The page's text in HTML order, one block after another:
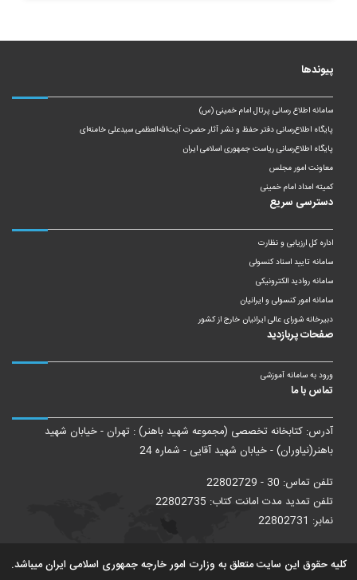
پیوندها
سامانه اطلاع رسانی پرتال امام خمینی (س)
پایگاه اطلاع‌رسانی دفتر حفظ و نشر آثار حضرت آیت‌الله‌العظمی سیدعلی خامنه‌ای
پایگاه اطلاع‌رسانی ریاست‌ جمهوری اسلامی ایران
معاونت امور مجلس
کمیته امداد امام خمینی
دسترسی سریع
اداره کل ارزیابی و نظارت
سامانه تایید اسناد کنسولی
سامانه روادید الکترونیکی
سامانه امور کنسولی و ایرانیان
دبیرخانه شورای عالی ایرانیان خارج از کشور
صفحات پربازدید
ورود به سامانه آموزشی
تماس با ما
آدرس: کتابخانه تخصصی (مجموعه شهید باهنر) : تهران - خیابان شهید
باهنر(نیاوران) - خیابان شهید آقایی - شماره 24
تلفن تماس: 30 - 22802729
تلفن تمدید مدت امانت کتاب: 22802735
نمابر: 22802731
کلیه حقوق این سایت متعلق به وزارت امور خارجه جمهوری اسلامی ایران میباشد.